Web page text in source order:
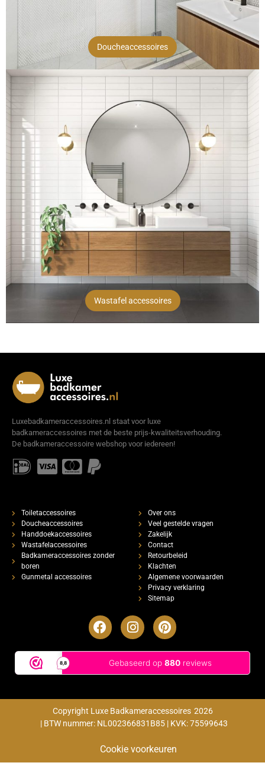
Doucheaccessoires
Wastafel accessoires
Luxebadkameraccessoires.nl staat voor luxe
badkameraccessoires met de beste prijs-kwaliteitsverhouding.
De badkameraccessoire webshop voor iedereen!
Toiletaccessoires
Doucheaccessoires
Handdoekaccessoires
Wastafelaccessoires
Badkameraccessoires zonder
boren
Gunmetal accessoires
Over ons
Veel gestelde vragen
Zakelijk
Contact
Retourbeleid
Klachten
Algemene voorwaarden
Privacy verklaring
Sitemap
Copyright Luxe Badkameraccessoires 2026
| BTW nummer: NL002366831B85 | KVK: 75599643
Cookie voorkeuren